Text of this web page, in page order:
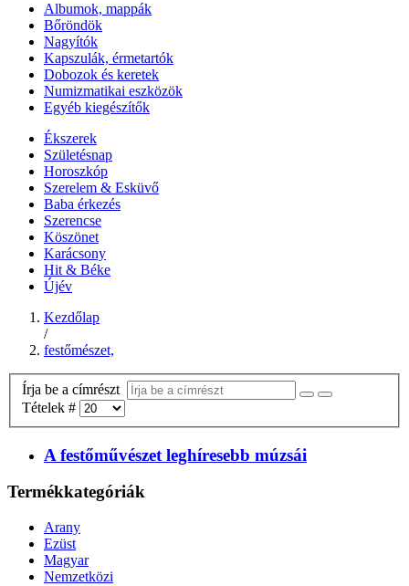
Albumok, mappák
Bőröndök
Nagyítók
Kapszulák, érmetartók
Dobozok és keretek
Numizmatikai eszközök
Egyéb kiegészítők
Ékszerek
Születésnap
Horoszkóp
Szerelem & Esküvő
Baba érkezés
Szerencse
Köszönet
Karácsony
Hit & Béke
Újév
Kezdőlap
/
festőmészet,
Írja be a címrészt
Tételek #
A festőművészet leghíresebb múzsái
Termékkategóriák
Arany
Ezüst
Magyar
Nemzetközi